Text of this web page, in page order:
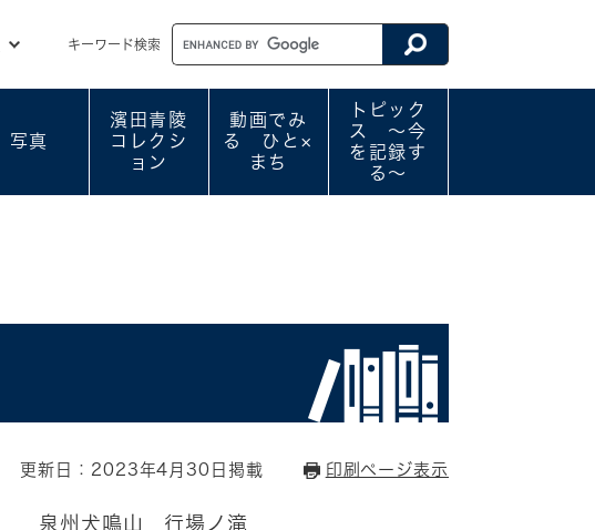
キーワード検索
写真
濱田青陵
コレクシ
ョン
動画でみ
る ひと×
まち
トピック
ス ～今
を記録す
る～
更新日：2023年4月30日掲載 印刷ページ表示
泉州犬鳴山 行場ノ滝